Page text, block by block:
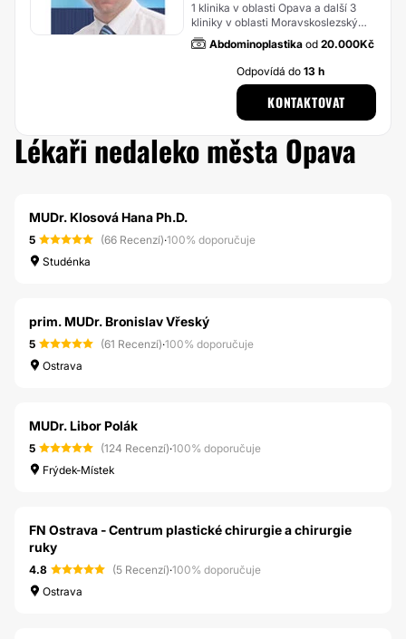
1 klinika v oblasti Opava a další 3
kliniky v oblasti Moravskoslezský
kraj
Abdominoplastika od 20.000Kč
Odpovídá do13 h
KONTAKTOVAT
Lékaři nedaleko města Opava
MUDr. Klosová Hana Ph.D.
5 (66 Recenzí)·100% doporučuje
Studénka
prim. MUDr. Bronislav Vřeský
5 (61 Recenzí)·100% doporučuje
Ostrava
MUDr. Libor Polák
5 (124 Recenzí)·100% doporučuje
Frýdek-Místek
FN Ostrava - Centrum plastické chirurgie a chirurgie
ruky
4.8 (5 Recenzí)·100% doporučuje
Ostrava